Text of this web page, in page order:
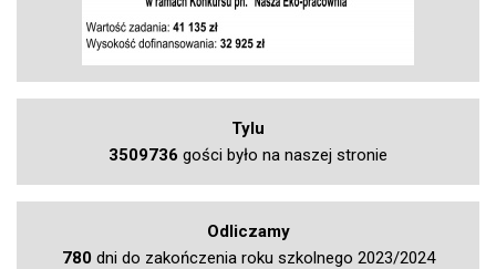
Tylu
3509736 gości było na naszej stronie
Odliczamy
780dni do zakończenia roku szkolnego 2023/2024